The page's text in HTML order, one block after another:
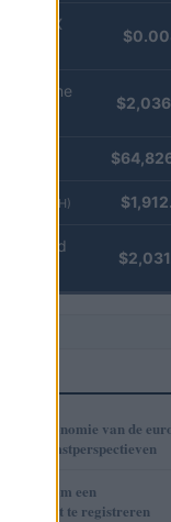
DEX
Prime
(ETH)
Yield
economie van de
en toekomstperspectieven
kost het om een
te registreren